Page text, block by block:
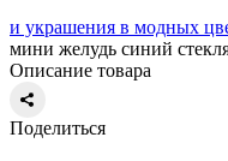
и украшения в модных
мини желудь синий
Описание товара
Поделиться